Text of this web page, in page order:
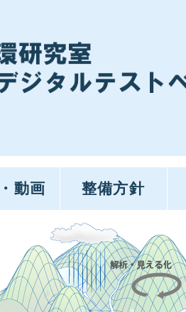
動画 整備方針